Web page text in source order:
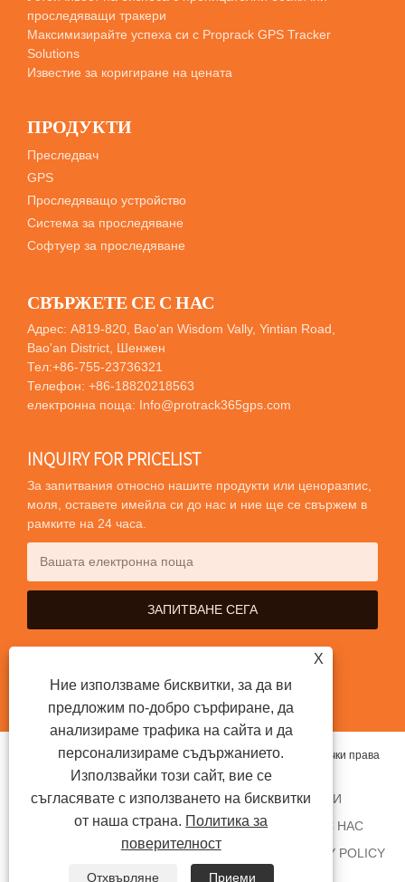
проследяващи тракери
Максимизирайте успеха си с Proprack GPS Tracker
Solutions
Известие за коригиране на цената
ПРОДУКТИ
Преследвач
GPS
Проследяващо устройство
Система за проследяване
Софтуер за проследяване
СВЪРЖЕТЕ СЕ С НАС
Адрес: A819-820, Bao'an Wisdom Vally, Yintian Road,
Bao'an District, Шенжен
Тел:+86-755-23736321
Телефон: +86-18820218563
електронна поща: Info@protrack365gps.com
INQUIRY FOR PRICELIST
За запитвания относно нашите продукти или ценоразпис,
моля, оставете имейла си до нас и ние ще се свържем в
рамките на 24 часа.
Copyright © 2020 Шенжен iTrybrand Technology Co., Ltd Всички права
запазени.
У ДОМА ЗА НАС ПРОДУКТИ
НОВИНИ
ИЗПРАТЕТЕ ЗАПИТВАНЕ
СВЪРЖЕТЕ СЕ С НАС
SITEMAP RSS PRIVACY POLICY
X
Ние използваме бисквитки, за да ви
предложим по-добро сърфиране, да
анализираме трафика на сайта и да
персонализираме съдържанието.
Използвайки този сайт, вие се
съгласявате с използването на бисквитки
от наша страна. Политика за
поверителност
Отхвърляне Приеми